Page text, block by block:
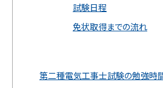
試験日程
免状取得までの流れ
第二種電気工事士試験の勉強時